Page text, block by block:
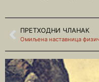
ПРЕТХОДНИ ЧЛАНАК